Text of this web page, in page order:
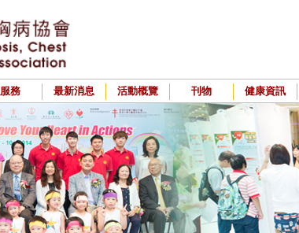
服務 最新消息 活動概覽 刊物 健康資訊